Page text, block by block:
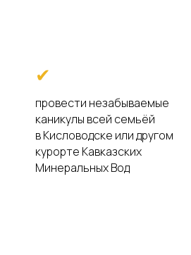
✔
провести незабываемые
каникулы всей семьёй
в Кисловодске или другом
курорте Кавказских
Минеральных Вод